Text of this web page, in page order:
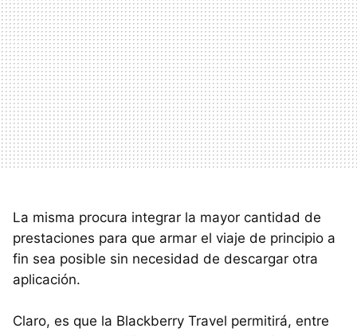
La misma procura integrar la mayor cantidad de
prestaciones para que armar el viaje de principio a
fin sea posible sin necesidad de descargar otra
aplicación.
Claro, es que la Blackberry Travel permitirá, entre